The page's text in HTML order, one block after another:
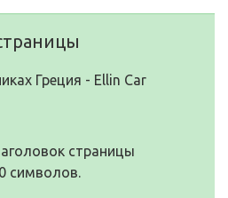
Греция - Ellin Car
страницы
символов.